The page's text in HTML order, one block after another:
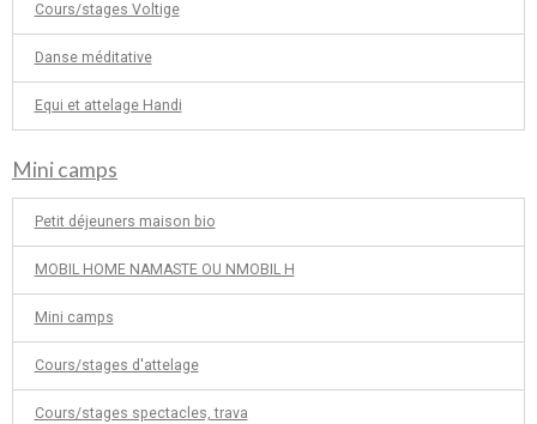
Cours/stages Voltige
Danse méditative
Equi et attelage Handi
Mini camps
Petit déjeuners maison bio
MOBIL HOME NAMASTE OU NMOBIL H
Mini camps
Cours/stages d'attelage
Cours/stages spectacles, trava